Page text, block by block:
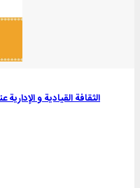
الثقافة القیادیة و